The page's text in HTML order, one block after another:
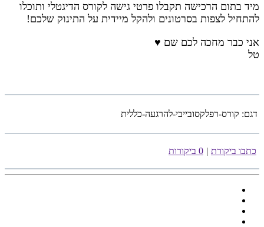
מיד בתום הרכישה תקבלו פרטי גישה לקורס הדיגטלי ותוכלו
להתחיל לצפות בסרטונים ולהקל מיידית על התינוק שלכם!
אני כבר מחכה לכם שם ♥
טל
דגם: קורס-רפלקסובייבי-להרגעה-כללית
כתבו ביקורת | 0 ביקורות